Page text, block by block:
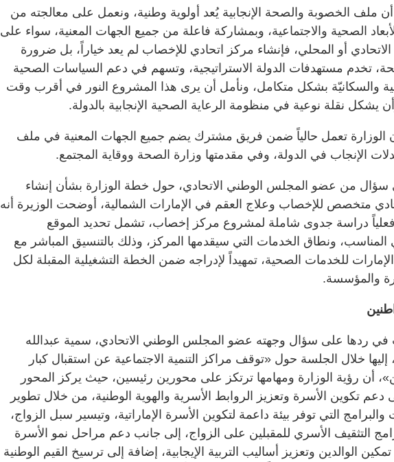
ملف الخصوبة والصحة الإنجابية يُعد أولوية وطنية، ونعمل على معالجته من
الصحية والاجتماعية، وبمشاركة فاعلة من جميع الجهات المعنية، سواء على
أو المحلي، فإنشاء مركز اتحادي للإخصاب لم يعد خياراً، بل ضرورة
تخدم مستهدفات الدولة الاستراتيجية، وتسهم في دعم السياسات الصحية
والسكانيّة بشكل متكامل، ونأمل أن يرى هذا المشروع النور في أقرب وقت
يشكل نقلة نوعية في منظومة الرعاية الصحية الإنجابية بالدولة.
الوزارة تعمل حالياً ضمن فريق مشترك يضم جميع الجهات المعنية في ملف
الإنجاب في الدولة، وفي مقدمتها وزارة الصحة ووقاية المجتمع.
سؤال من عضو المجلس الوطني الاتحادي، حول خطة الوزارة بشأن إنشاء
متخصص للإخصاب وعلاج العقم في الإمارات الشمالية، أوضحت الوزيرة أنه
فعلياً دراسة جدوى شاملة لمشروع مركز إخصاب، تشمل تحديد الموقع
المناسب، ونطاق الخدمات التي سيقدمها المركز، وذلك بالتنسيق المباشر مع
للخدمات الصحية، تمهيداً لإدراجه ضمن الخطة التشغيلية المقبلة لكل
والمؤسسة.
ردها على سؤال وجهته عضو المجلس الوطني الاتحادي، سمية عبدالله
إليها خلال الجلسة حول «توقف مراكز التنمية الاجتماعية عن استقبال كبار
أن رؤية الوزارة ومهامها ترتكز على محورين رئيسين، حيث يركز المحور
دعم تكوين الأسرة وتعزيز الروابط الأسرية والهوية الوطنية، من خلال تطوير
والبرامج التي توفر بيئة داعمة لتكوين الأسرة الإماراتية، وتيسير سبل الزواج،
التثقيف الأسري للمقبلين على الزواج، إلى جانب دعم مراحل نمو الأسرة
الوالدين وتعزيز أساليب التربية الإيجابية، إضافة إلى ترسيخ القيم الوطنية